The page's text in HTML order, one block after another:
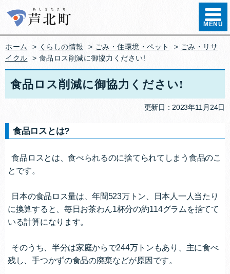
ハンバ
MENU
ホーム > くらしの情報 > ごみ・住環境・ペット > ごみ・リサ
イクル > 食品ロス削減に御協力ください!
食品ロス削減に御協力ください!
更新日：2023年11月24日
食品ロスとは?
食品ロスとは、食べられるのに捨てられてしまう食品のこ
とです。
日本の食品ロス量は、年間523万トン、日本人一人当たり
に換算すると、毎日お茶わん1杯分の約114グラムを捨てて
いる計算になります。
そのうち、半分は家庭からで244万トンもあり、主に食べ
残し、手つかずの食品の廃棄などが原因です。